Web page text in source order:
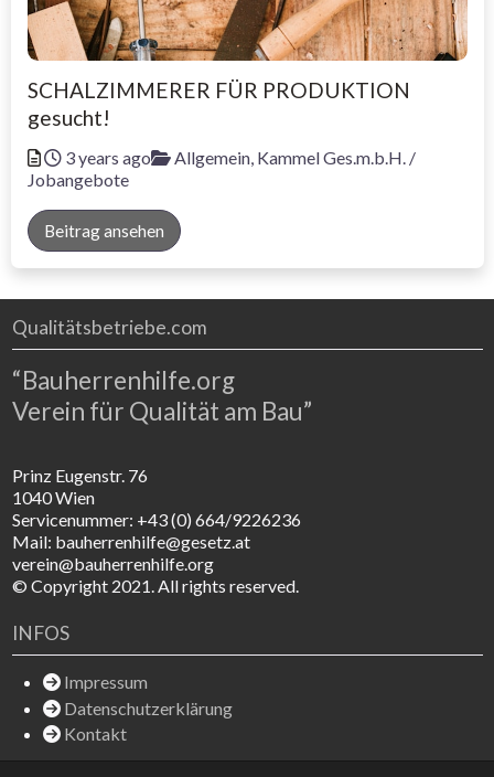
SCHALZIMMERER FÜR PRODUKTION
gesucht!
Veröffentlicht
3 years ago Kategorien
Allgemein, Kammel Ges.m.b.H. /
Jobangebote
Beitrag ansehen
Qualitätsbetriebe.com
“Bauherrenhilfe.org
Verein für Qualität am Bau”
Prinz Eugenstr. 76
1040 Wien
Servicenummer: +43 (0) 664/9226236
Mail: bauherrenhilfe@gesetz.at
verein@bauherrenhilfe.org
© Copyright 2021. All rights reserved.
INFOS
Impressum
Datenschutzerklärung
Kontakt